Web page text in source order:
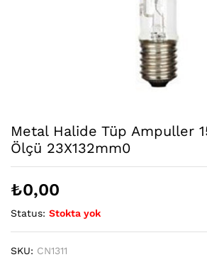
Metal Halide Tüp Ampuller
Ölçü 23X132mm0
₺0,00
Status: Stokta yok
SKU: CN1311